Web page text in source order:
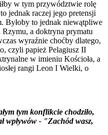
w tym przywództwie rolę
jednak raczej jego pretensji
Byłoby to jednak niewątpliwe
a doktryna prymatu
wyraźnie choćby dlatego,
czyli papież Pelagiusz II
w imieniu Kościoła, a
rangi Leon I Wielki, o
tym konflikcie chodziło,
wpływów - "Zachód wasz,